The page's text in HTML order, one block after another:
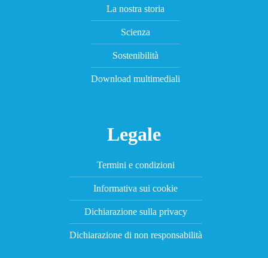
La nostra storia
Scienza
Sostenibilità
Download multimediali
Legale
Termini e condizioni
Informativa sui cookie
Dichiarazione sulla privacy
Dichiarazione di non responsabilità